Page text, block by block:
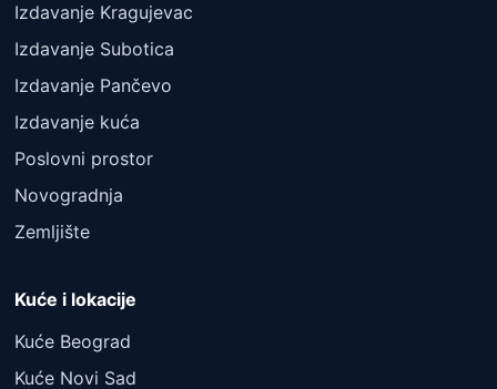
Izdavanje Kragujevac
Izdavanje Subotica
Izdavanje Pančevo
Izdavanje kuća
Poslovni prostor
Novogradnja
Zemljište
Kuće i lokacije
Kuće Beograd
Kuće Novi Sad